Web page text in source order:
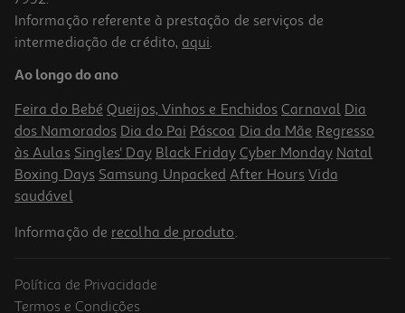
Macbook Air 13" Apple (m5/24gb/1tb Starlight)
1999.99 €/un
1.999,99 €
Informação referente à prestação de serviços de
intermediação de crédito, aqui.
Ao longo do ano
Feira do Bebé Queijos, Vinhos e Enchidos Carnaval Dia
dos Namorados Dia do Pai Páscoa Dia da Mãe Regresso
às Aulas Singles' Day Black Friday Cyber Monday Natal
Boxing Days Samsung Unpacked After Hours Vida
saudável
Informação de recolha de produto.
Política de Privacidade
Termos e Condições